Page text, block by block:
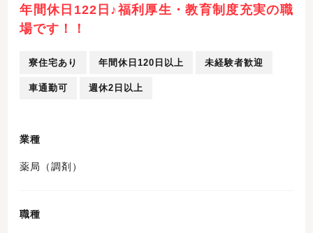
年間休日122日♪福利厚生・教育制度充実の職
場です！！
寮住宅あり 年間休日120日以上 未経験者歓迎
車通勤可 週休2日以上
業種
薬局（調剤）
職種